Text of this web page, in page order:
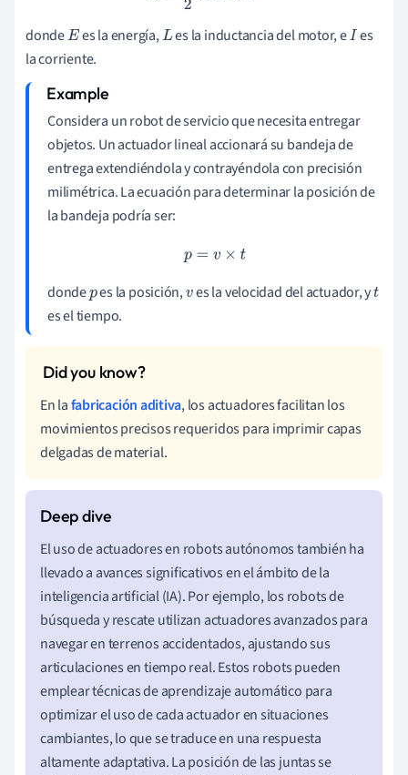
dondeE es la energía,Les la inductancia del motor, eI es
la corriente.
Considera un robot de servicio que necesita entregar
objetos. Un actuador lineal accionará su bandeja de
entrega extendiéndola y contrayéndola con precisión
milimétrica. La ecuación para determinar la posición de
la bandeja podría ser:
p=v×t
dondepes la posición,v es la velocidad del actuador, yt
es el tiempo.
En lafabricación aditiva, los actuadores facilitan los
movimientos precisos requeridos para imprimir capas
delgadas de material.
El uso de actuadores en robots autónomos también ha
llevado a avances significativos en el ámbito de la
inteligencia artificial (IA). Por ejemplo, los robots de
búsqueda y rescate utilizan actuadores avanzados para
navegar en terrenos accidentados, ajustando sus
articulaciones en tiempo real. Estos robots pueden
emplear técnicas de aprendizaje automático para
optimizar el uso de cada actuador en situaciones
cambiantes, lo que se traduce en una respuesta
altamente adaptativa. La posición de las juntas se